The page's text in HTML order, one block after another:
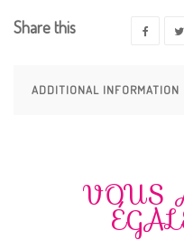
Share this
ADDITIONAL INFORMATION
VOUS